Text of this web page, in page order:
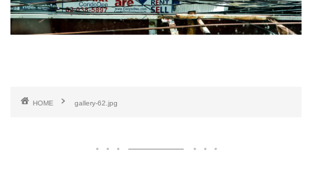
HOME gallery-62.jpg